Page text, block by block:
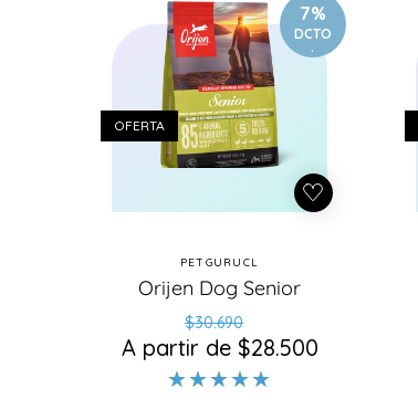
7%
DCTO
.
OFERTA
Proveedor:
PETGURUCL
Orijen Dog Senior
Precio
habitual
$30.690Precio
de
oferta
A partir de $28.500